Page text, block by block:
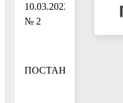
10.03.2022
№ 2
ПОСТАНОВЛЯЮ: